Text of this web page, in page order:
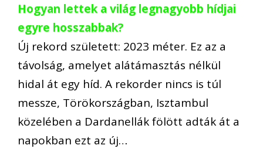
Hogyan lettek a világ legnagyobb hídjai
egyre hosszabbak?
Új rekord született: 2023 méter. Ez az a
távolság, amelyet alátámasztás nélkül
hidal át egy híd. A rekorder nincs is túl
messze, Törökországban, Isztambul
közelében a Dardanellák fölött adták át a
napokban ezt az új…